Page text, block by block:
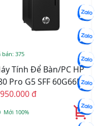
bán: 375
Tính Để Bàn/PC HP
Pro G5 SFF 60G66PA
I3-
4GD4/
W11SL)
đ
Mới 100%